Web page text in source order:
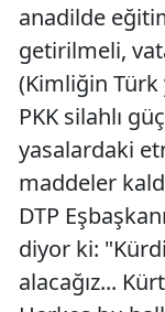
anadilde
getirilmeli,
(Kimliğin Türk
PKK silahlı
yasalardaki
maddeler
DTP
diyor ki:
alacağız...